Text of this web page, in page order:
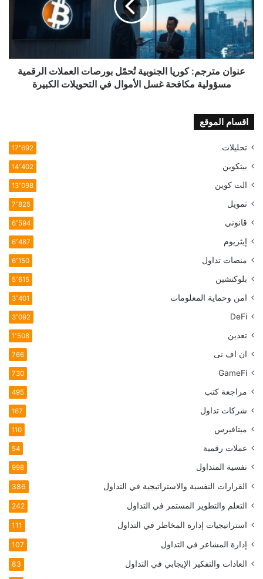
تُحمّل
بورصات
العملات
الرقمية
مسؤولية
مكافحة
التحويلات
الكبيرة
عنوان مترجم: كوريا الجنوبية تُحمّل بورصات العملات الرقمية
مسؤولية مكافحة غسل الأموال في التحويلات الكبيرة
اقسام الموقع
تحليلات 17٬692
بيتكوين 14٬402
الت كوين 13٬098
تمويل 7٬825
قانوني 6٬594
إيثريوم 6٬487
منصات تداول 6٬150
بلوكتشين 5٬615
امن وحماية المعلومات 3٬401
DeFi 3٬092
تعدين 1٬508
ان اف تی 766
GameFi
730
مراجعة كتب 495
شركات تداول 167
ميتافيرس 110
عملات رقمية 54
نفسية المتداول 998
القرارات النفسية والاستراتيجية في التداول 386
التعلم والتطوير المستمر في التداول 242
استراتيجيات إدارة المخاطر في التداول 111
إدارة المشاعر في التداول 107
العادات والتفكير الإيجابي في التداول 83